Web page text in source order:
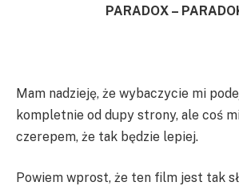
PARADOX –
Mam nadzieję, że wybaczycie mi
kompletnie od dupy strony, ale coś
czerepem, że tak będzie lepiej.
Powiem wprost, że ten film jest tak